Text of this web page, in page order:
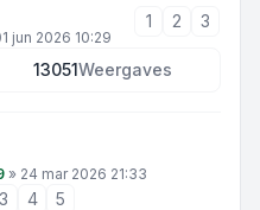
jun 2026 10:29
1 2 3
13051Weergaves
» 24 mar 2026 21:33
3 4
5